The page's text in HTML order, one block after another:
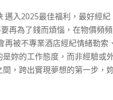
入2025最佳福利，最好經
再為了錢而煩惱，在物價頻
被不專業酒店經紀情緒勒索
妳的工作態度，而非經驗或
，跨出實現夢想的第一步，